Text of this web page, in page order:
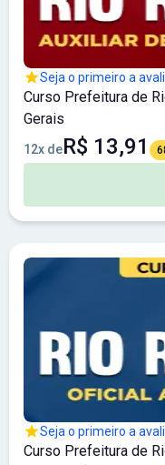
Seja o primeiro a
Curso Prefeitura de
Gerais
12x deR$ 13,91
Seja o primeiro a
Curso Prefeitura de